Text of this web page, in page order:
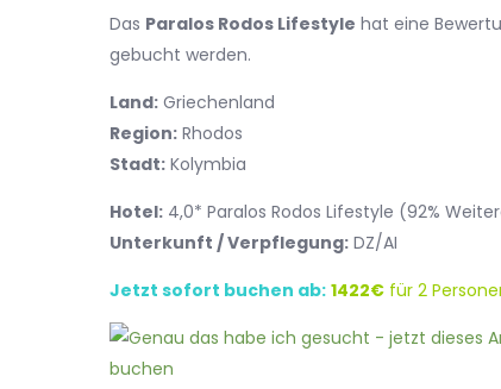
Das Paralos Rodos Lifestyle hat eine
gebucht werden.
Land: Griechenland
Region: Rhodos
Stadt: Kolymbia
Hotel: 4,0* Paralos Rodos Lifestyle (92%
Unterkunft / Verpflegung: DZ/AI
Jetzt sofort buchen ab: 1422€ für 2